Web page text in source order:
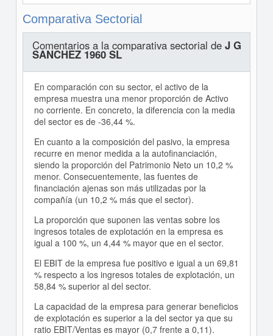
Comparativa Sectorial
Comentarios a la comparativa sectorial de J G
SANCHEZ 1960 SL
En comparación con su sector, el activo de la
empresa muestra una menor proporción de Activo
no corriente. En concreto, la diferencia con la media
del sector es de -36,44 %.
En cuanto a la composición del pasivo, la empresa
recurre en menor medida a la autofinanciación,
siendo la proporción del Patrimonio Neto un 10,2 %
menor. Consecuentemente, las fuentes de
financiación ajenas son más utilizadas por la
compañía (un 10,2 % más que el sector).
La proporción que suponen las ventas sobre los
ingresos totales de explotación en la empresa es
igual a 100 %, un 4,44 % mayor que en el sector.
El EBIT de la empresa fue positivo e igual a un 69,81
% respecto a los ingresos totales de explotación, un
58,84 % superior al del sector.
La capacidad de la empresa para generar beneficios
de explotación es superior a la del sector ya que su
ratio EBIT/Ventas es mayor (0,7 frente a 0,11).